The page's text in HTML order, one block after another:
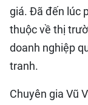
giá. Đã đến lúc
thuộc về thị
doanh nghiệp
tranh.
Chuyên gia Vũ